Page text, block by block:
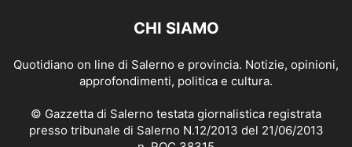
CHI SIAMO
Quotidiano on line di Salerno e provincia. Notizie, opinioni,
approfondimenti, politica e cultura.
© Gazzetta di Salerno testata giornalistica registrata
presso tribunale di Salerno N.12/2013 del 21/06/2013